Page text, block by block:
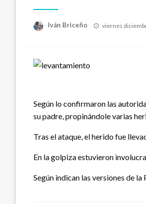
Iván Briceño
Publicado
viernes
Según lo confirmaron las
su padre, propinándole varias
Tras el ataque, el herido fue
En la golpiza estuvieron
Según indican las versiones de